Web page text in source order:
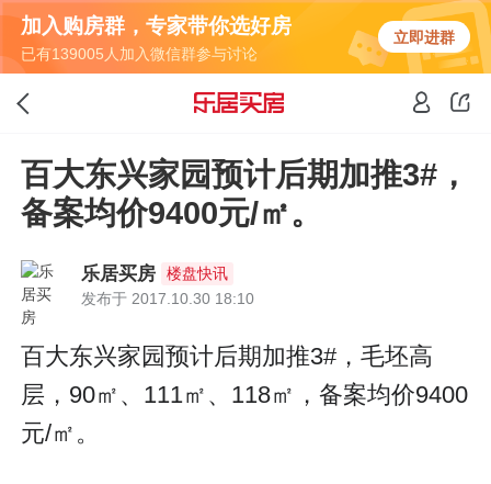
加入购房群，专家带你选好房
已有139005人加入微信群参与讨论
立即进群
百大东兴家园预计后期加推3#，
备案均价9400元/㎡。
乐居买房
楼盘快讯
发布于 2017.10.30 18:10
百大东兴家园预计后期加推3#，毛坯高
层，90㎡、111㎡、118㎡，备案均价9400
元/㎡。